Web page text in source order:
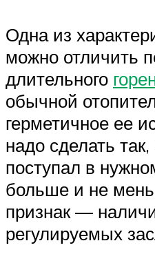
Одна из
можно отличить
длительного
обычной
герметичное ее
надо сделать
поступал в
больше и не
признак —
регулируемых